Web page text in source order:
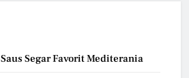
Segar Favorit Mediterania